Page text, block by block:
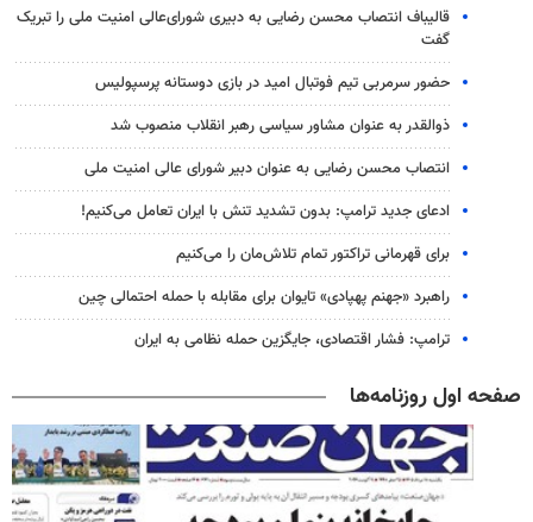
قالیباف انتصاب محسن رضایی به دبیری شورای‌عالی امنیت ملی را تبریک
گفت
حضور سرمربی تیم فوتبال امید در بازی دوستانه پرسپولیس
ذوالقدر به عنوان مشاور سیاسی رهبر انقلاب منصوب شد
انتصاب محسن رضایی به عنوان دبیر شورای عالی امنیت ملی
ادعای جدید ترامپ: بدون تشدید تنش با ایران تعامل می‌کنیم!
برای قهرمانی تراکتور تمام تلاش‌مان را می‌کنیم
راهبرد «جهنم پهپادی» تایوان برای مقابله با حمله احتمالی چین
ترامپ: فشار اقتصادی، جایگزین حمله نظامی به ایران
صفحه اول روزنامه‌ها